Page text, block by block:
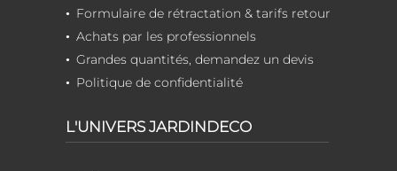
Formulaire de rétractation & tarifs retour
Achats par les professionnels
Grandes quantités, demandez un devis
Politique de confidentialité
L'UNIVERS JARDINDECO